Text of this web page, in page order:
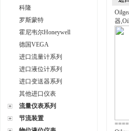
科隆
罗斯蒙特
霍尼韦尔Honeywell
德国VEGA
进口流量计系列
进口液位计系列
进口变送器系列
其他进口仪表
流量仪表系列
节流装置
器